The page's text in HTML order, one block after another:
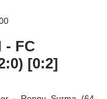
- FC
[0:2]